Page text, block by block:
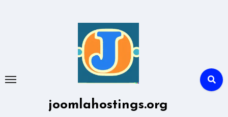
joomlahostings.org